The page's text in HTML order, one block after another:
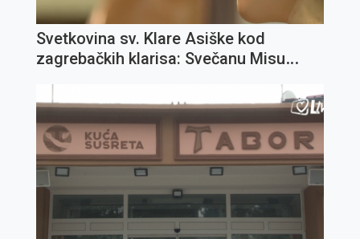
Svetkovina sv. Klare Asiške kod
zagrebačkih klarisa: Svečanu Misu